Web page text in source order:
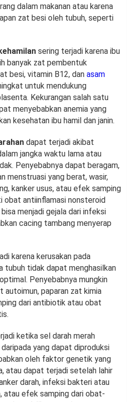
dalam makanan atau karena
zat besi oleh tubuh, seperti
sering terjadi karena ibu
banyak zat pembentuk
besi, vitamin B12, dan asam
untuk mendukung
Kekurangan salah satu
menyebabkan anemia yang
kesehatan ibu hamil dan janin.
dapat terjadi akibat
jangka waktu lama atau
Penyebabnya dapat beragam,
menstruasi yang berat, wasir,
kanker usus, atau efek samping
obat antiinflamasi nonsteroid
menjadi gejala dari infeksi
cacing tambang menyerap
karena kerusakan pada
tubuh tidak dapat menghasilkan
Penyebabnya mungkin
autoimun, paparan zat kimia
dari antibiotik atau obat
ketika sel darah merah
yang dapat diproduksi
oleh faktor genetik yang
atau dapat terjadi setelah lahir
darah, infeksi bakteri atau
atau efek samping dari obat-